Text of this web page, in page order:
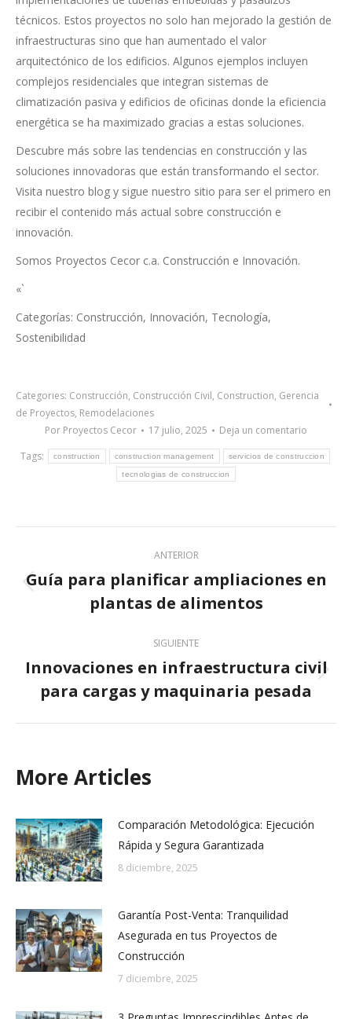
técnicos. Estos proyectos no solo han mejorado la gestión de
infraestructuras sino que han aumentado el valor
arquitectónico de los edificios. Algunos ejemplos incluyen
complejos residenciales que integran sistemas de
climatización pasiva y edificios de oficinas donde la eficiencia
energética se ha maximizado gracias a estas soluciones.
Descubre más sobre las tendencias en construcción y las
soluciones innovadoras que están transformando el sector.
Visita nuestro blog y sigue nuestro sitio para ser el primero en
recibir el contenido más actual sobre construcción e
innovación.
Somos Proyectos Cecor c.a. Construcción e Innovación.
«`
Categorías: Construcción, Innovación, Tecnología,
Sostenibilidad
Categories: Construcción, Construcción Civil, Construction, Gerencia
de Proyectos, Remodelaciones
Por Proyectos Cecor 17 julio, 2025
Deja un comentario
Tags:
construction construction management servicios de construccion
tecnologias de construccion
navigation
ANTERIOR
Previous
post:
Guía para planificar ampliaciones en
plantas de alimentos
SIGUIENTE
Next
post:
Innovaciones en infraestructura civil
para cargas y maquinaria pesada
More Articles
Comparación Metodológica: Ejecución
Rápida y Segura Garantizada
8 diciembre, 2025
Garantía Post-Venta: Tranquilidad
Asegurada en tus Proyectos de
Construcción
7 diciembre, 2025